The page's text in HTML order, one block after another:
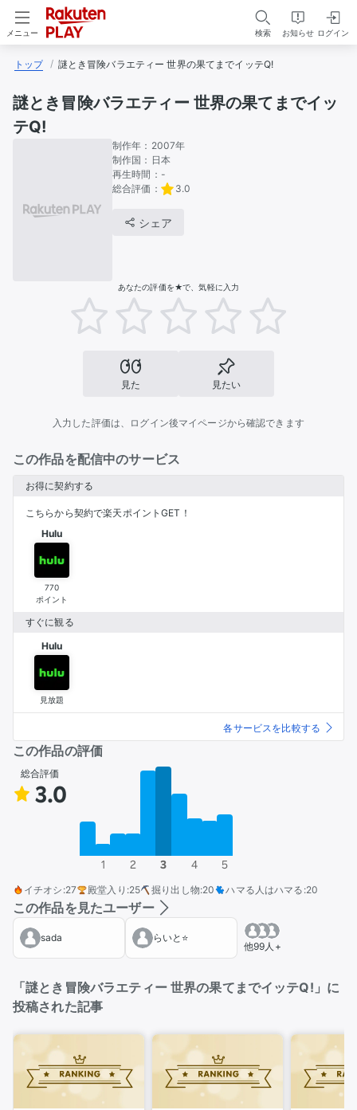
メニュー 検索 お知らせ ログイン
トップ 謎とき冒険バラエティー 世界の果てまでイッテQ!
謎とき冒険バラエティー 世界の果てまでイッ
テQ!
制作年： 2007年
制作国： 日本
再生時間： -
総合評価：
3.0
シェア
あなたの評価を★で、気軽に入力
見た 見たい
入力した評価は、ログイン後マイページから確認できます
この作品を配信中のサービス
お得に契約する
こちらから契約で楽天ポイントGET！
Hulu
770
ポイント
すぐに観る
Hulu
見放題
各サービスを比較する
この作品の評価
総合評価
3.0
1 2 3 4 5
イチオシ :27 殿堂入り :25 掘り出し物:20 ハマる人はハマる :20
この作品を見たユーザー
sada らいと⭐️
他99人+
「謎とき冒険バラエティー 世界の果てまでイッテQ!」に
投稿された記事